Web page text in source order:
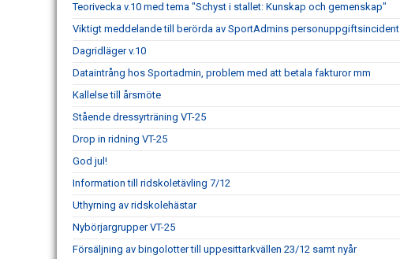
Teorivecka v.10 med tema "Schyst i stallet: Kunskap och gemenskap"
Viktigt meddelande till berörda av SportAdmins personuppgiftsincident
Dagridläger v.10
Dataintrång hos Sportadmin, problem med att betala fakturor mm
Kallelse till årsmöte
Stående dressyrträning VT-25
Drop in ridning VT-25
God jul!
Information till ridskoletävling 7/12
Uthyrning av ridskolehästar
Nybörjargrupper VT-25
Försäljning av bingolotter till uppesittarkvällen 23/12 samt nyår